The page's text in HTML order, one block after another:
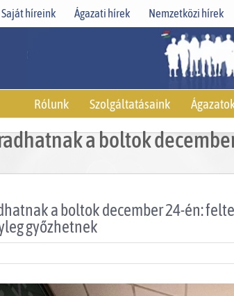
Saját híreink Ágazati hírek Nemzetközi hírek
Rólunk Szolgáltatásaink
a boltok
a boltok december 24-én:
győzhetnek